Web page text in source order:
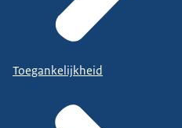
Toegankelijkheid